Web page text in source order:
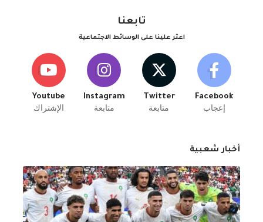
تابعنا
اعثر علينا على الوسائط الاجتماعية
Facebook
إعجاب
Twitter
متابعة
Instagram
متابعة
Youtube
الإشتراك
أخبار شعبية